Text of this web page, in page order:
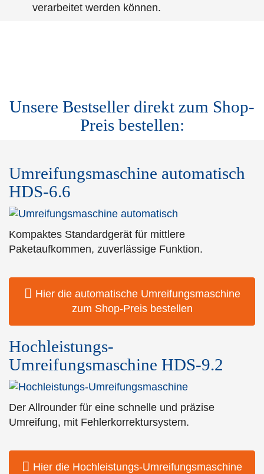
verarbeitet werden können.
Unsere Bestseller direkt zum Shop-
Preis bestellen:
Umreifungsmaschine automatisch
HDS-6.6
Kompaktes Standardgerät für mittlere
Paketaufkommen, zuverlässige Funktion.
Hier die automatische Umreifungsmaschine
zum Shop-Preis bestellen
Hochleistungs-
Umreifungsmaschine HDS-9.2
Der Allrounder für eine schnelle und präzise
Umreifung, mit Fehlerkorrektursystem.
Hier die Hochleistungs-Umreifungsmaschine